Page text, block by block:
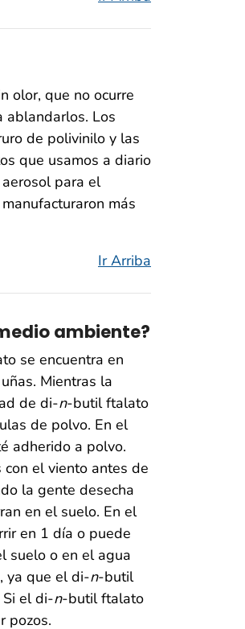
olor, que no ocurre
ablandarlos. Los
de polivinilo y las
que usamos a diario
para el
más
Ir Arriba
ambiente?
se encuentra en
Mientras la
de di-n-butil ftalato
de polvo. En el
adherido a polvo.
el viento antes de
la gente desecha
en el suelo. En el
en 1 día o puede
suelo o en el agua
ya que el di-n-butil
el di-n-butil ftalato
pozos.